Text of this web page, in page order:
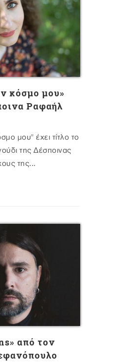
κόσμο μου»
Ραφαήλ
μου" έχει τίτλο το
της Δέσποινας
της...
από τον